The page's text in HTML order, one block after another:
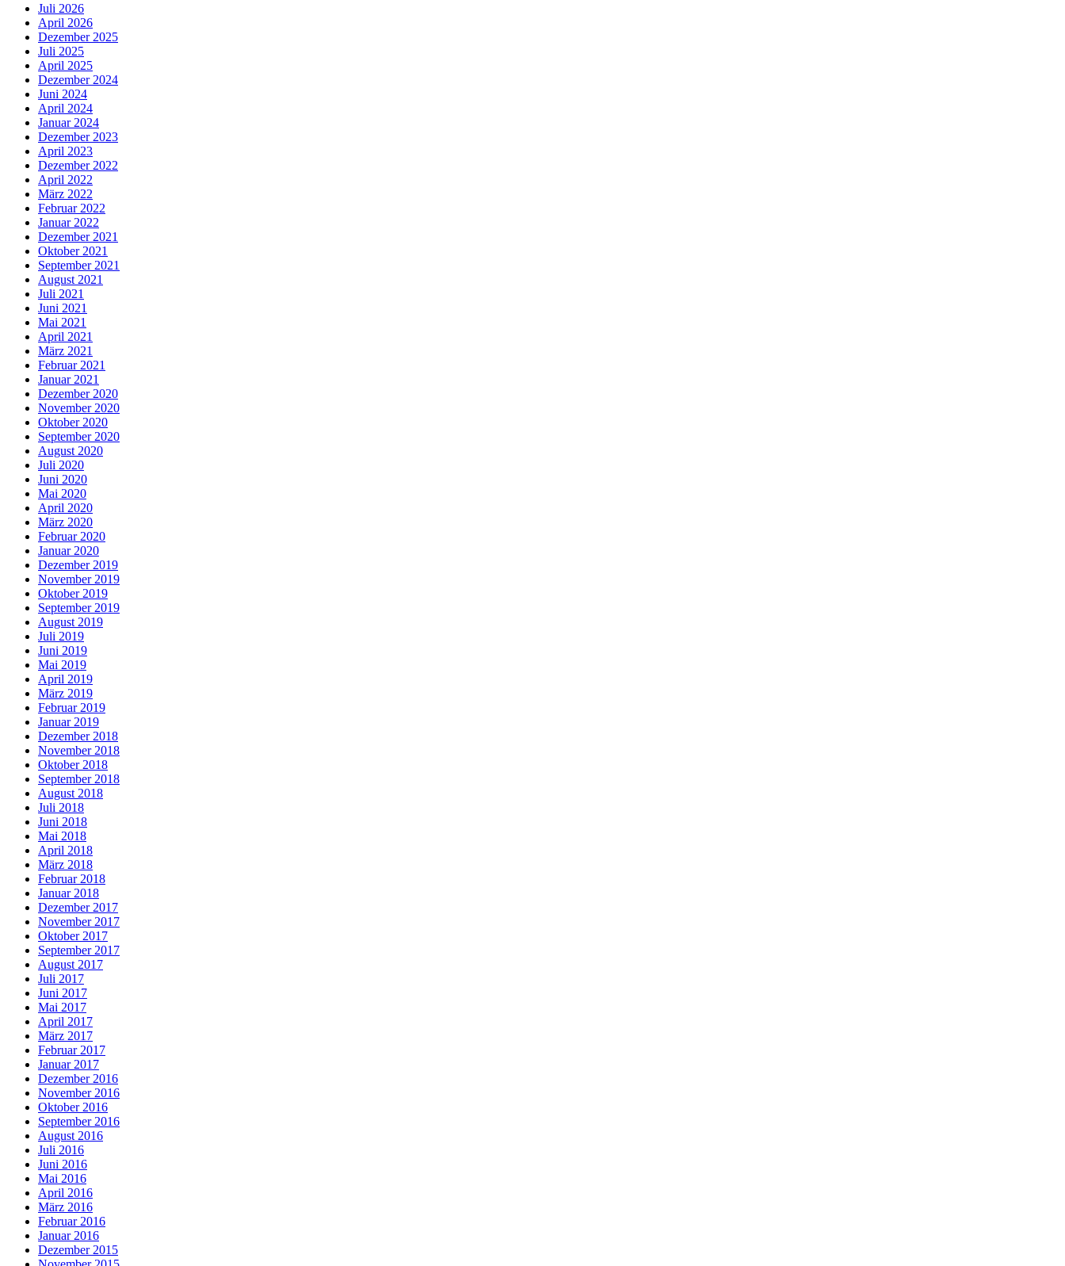
Juli 2026
April 2026
Dezember 2025
Juli 2025
April 2025
Dezember 2024
Juni 2024
April 2024
Januar 2024
Dezember 2023
April 2023
Dezember 2022
April 2022
März 2022
Februar 2022
Januar 2022
Dezember 2021
Oktober 2021
September 2021
August 2021
Juli 2021
Juni 2021
Mai 2021
April 2021
März 2021
Februar 2021
Januar 2021
Dezember 2020
November 2020
Oktober 2020
September 2020
August 2020
Juli 2020
Juni 2020
Mai 2020
April 2020
März 2020
Februar 2020
Januar 2020
Dezember 2019
November 2019
Oktober 2019
September 2019
August 2019
Juli 2019
Juni 2019
Mai 2019
April 2019
März 2019
Februar 2019
Januar 2019
Dezember 2018
November 2018
Oktober 2018
September 2018
August 2018
Juli 2018
Juni 2018
Mai 2018
April 2018
März 2018
Februar 2018
Januar 2018
Dezember 2017
November 2017
Oktober 2017
September 2017
August 2017
Juli 2017
Juni 2017
Mai 2017
April 2017
März 2017
Februar 2017
Januar 2017
Dezember 2016
November 2016
Oktober 2016
September 2016
August 2016
Juli 2016
Juni 2016
Mai 2016
April 2016
März 2016
Februar 2016
Januar 2016
Dezember 2015